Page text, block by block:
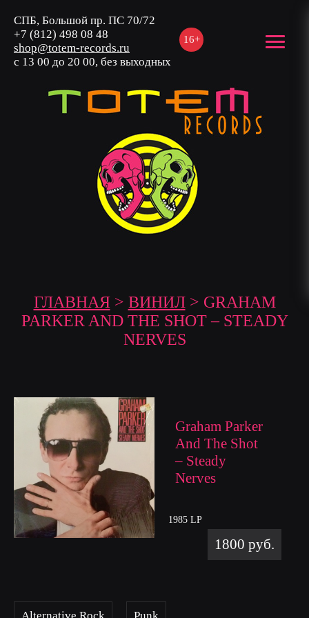
16+
СПБ, Большой пр. ПС 70/72
+7 (812) 498 08 48
shop@totem-records.ru
с 13 00 до 20 00, без выходных
ГЛАВНАЯ> ВИНИЛ> GRAHAM
PARKER AND THE SHOT – STEADY
NERVES
Graham Parker
And The Shot
– Steady
Nerves
1985 LP
1800 руб.